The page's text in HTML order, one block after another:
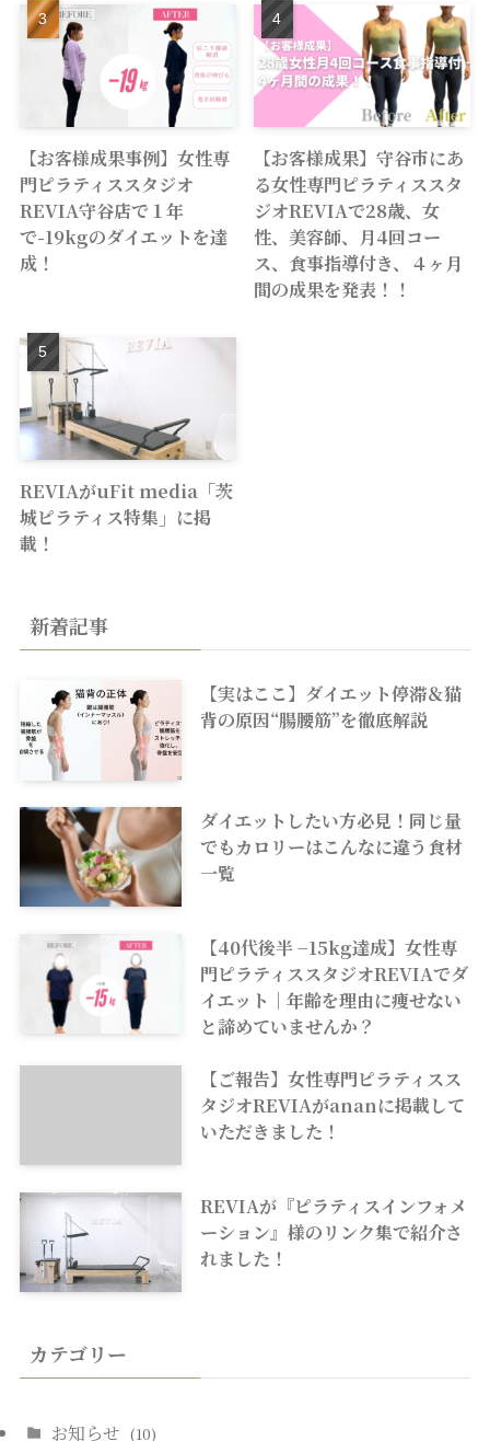
【お客様成果事例】女性専
門ピラティススタジオ
REVIA守谷店で１年
で-19kgのダイエットを達
成！
【お客様成果】守谷市にあ
る女性専門ピラティススタ
ジオREVIAで28歳、女
性、美容師、月4回コー
ス、食事指導付き、４ヶ月
間の成果を発表！！
REVIAがuFit media「茨
城ピラティス特集」に掲
載！
新着記事
【実はここ】ダイエット停滞＆猫
背の原因“腸腰筋”を徹底解説
ダイエットしたい方必見！同じ量
でもカロリーはこんなに違う食材
一覧
【40代後半 −15kg達成】女性専
門ピラティススタジオREVIAでダ
イエット｜年齢を理由に痩せない
と諦めていませんか？
【ご報告】女性専門ピラティスス
タジオREVIAがananに掲載して
いただきました！
REVIAが『ピラティスインフォメ
ーション』様のリンク集で紹介さ
れました！
カテゴリー
お知らせ (10)